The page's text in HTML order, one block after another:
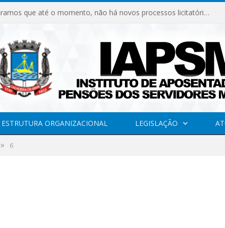
Declaramos que até o momento, não há novos processos licitatórios para o Instituto de Previdência no ano de 2026.
ESTRUTURA ORGANIZACIONAL LEGISLAÇÃO
» 6